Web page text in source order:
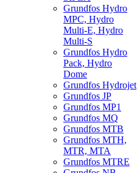
Grundfos Hydro
MPC, Hydro
Multi-E, Hydro
Multi-S
Grundfos Hydro
Pack, Hydro
Dome
Grundfos Hydrojet
Grundfos JP
Grundfos MP1
Grundfos MQ
Grundfos MTB
Grundfos MTH,
MTR, MTA
Grundfos MTRE